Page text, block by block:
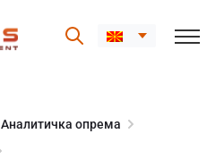
Аналитичка опрема